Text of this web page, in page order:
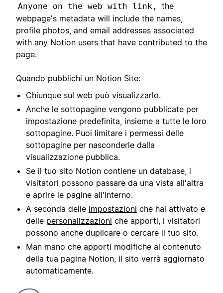
Anyone on the web with link,
the
webpage's metadata will include the names,
profile photos, and email addresses associated
with any Notion users that have contributed to the
page.
Quando pubblichi un Notion Site:
Chiunque sul web può visualizzarlo.
Anche le sottopagine vengono pubblicate per
impostazione predefinita, insieme a tutte le loro
sottopagine. Puoi limitare i permessi delle
sottopagine per nasconderle dalla
visualizzazione pubblica.
Se il tuo sito Notion contiene un database, i
visitatori possono passare da una vista all'altra
e aprire le pagine all'interno.
A seconda delle impostazioni che hai attivato e
delle personalizzazioni che apporti, i visitatori
possono anche duplicare o cercare il tuo sito.
Man mano che apporti modifiche al contenuto
della tua pagina Notion, il sito verrà aggiornato
automaticamente.